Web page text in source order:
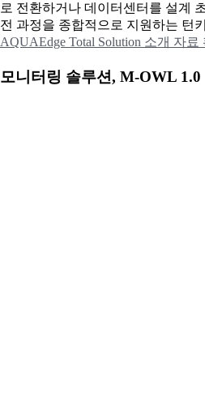
로 전환하거나 데이터센터를 설계
전 과정을 종합적으로 지원하는 턴
AQUAEdge Total Solution 소개 자료
모니터링 솔루션, M-OWL 1.0